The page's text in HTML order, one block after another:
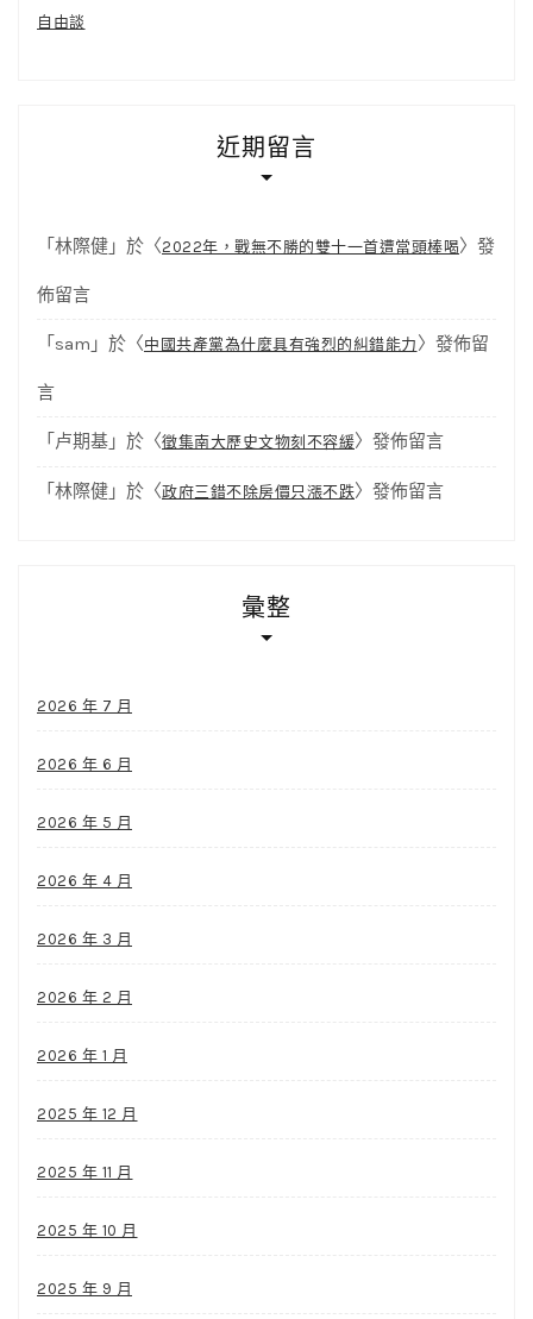
自由談
近期留言
「 林際健 」於〈2022年，戰無不勝的雙十一首遭當頭棒喝〉發
佈留言
「 sam 」於〈中國共產黨為什麼具有強烈的糾錯能力 〉發佈留
言
「 卢期基 」於〈徵集南大歷史文物刻不容緩〉發佈留言
「 林際健 」於〈政府三錯不除房價只漲不跌〉發佈留言
彙整
2026 年 7 月
2026 年 6 月
2026 年 5 月
2026 年 4 月
2026 年 3 月
2026 年 2 月
2026 年 1 月
2025 年 12 月
2025 年 11 月
2025 年 10 月
2025 年 9 月